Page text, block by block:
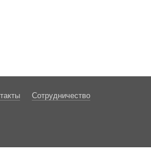
Сотрудничество